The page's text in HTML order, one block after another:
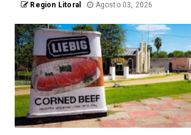
Region Litoral Agosto 03, 2026